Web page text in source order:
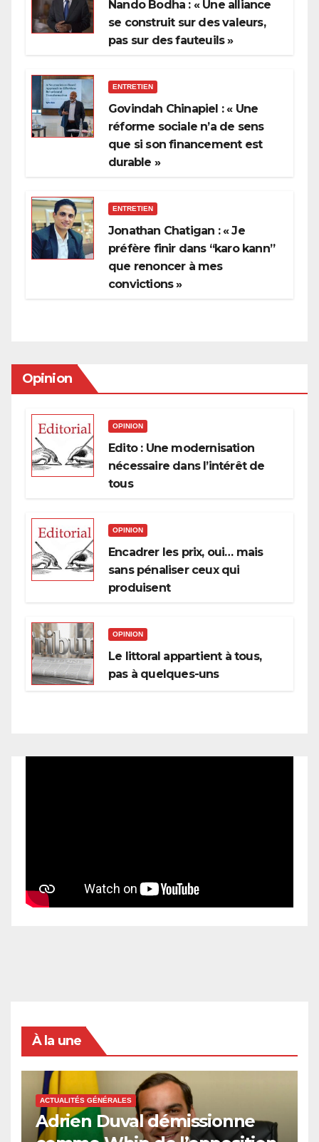
Nando Bodha : « Une alliance
se construit sur des valeurs,
pas sur des fauteuils »
ENTRETIEN
Govindah Chinapiel : « Une
réforme sociale n’a de sens
que si son financement est
durable »
ENTRETIEN
Jonathan Chatigan : « Je
préfère finir dans “karo kann”
que renoncer à mes
convictions »
Opinion
OPINION
Edito : Une modernisation
nécessaire dans l’intérêt de
tous
OPINION
Encadrer les prix, oui… mais
sans pénaliser ceux qui
produisent
OPINION
Le littoral appartient à tous,
pas à quelques-uns
À la une
ACTUALITÉS GÉNÉRALES
Adrien Duval démissionne